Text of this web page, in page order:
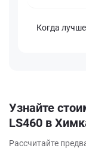
Когда
Узнайте
LS460 в
Рассчитайте